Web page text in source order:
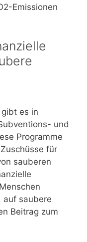
Emissionen
es in
und
Programme
für
sauberen
auf saubere
Beitrag zum